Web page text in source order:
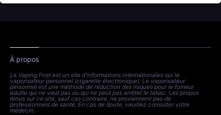
À propos
Le Vaping Post est un site d'informations internationales sur le
vaporisateur personnel (cigarette électronique). Le vaporisateur
personnel est une méthode de réduction des risques pour le fumeur
adulte qui ne veut pas ou qui ne peut pas arrêter le tabac. Les propos
tenus sur ce site, sauf cas contraire, ne proviennent pas de
professionnels de santé. En cas de doute, veuillez consulter votre
médecin.